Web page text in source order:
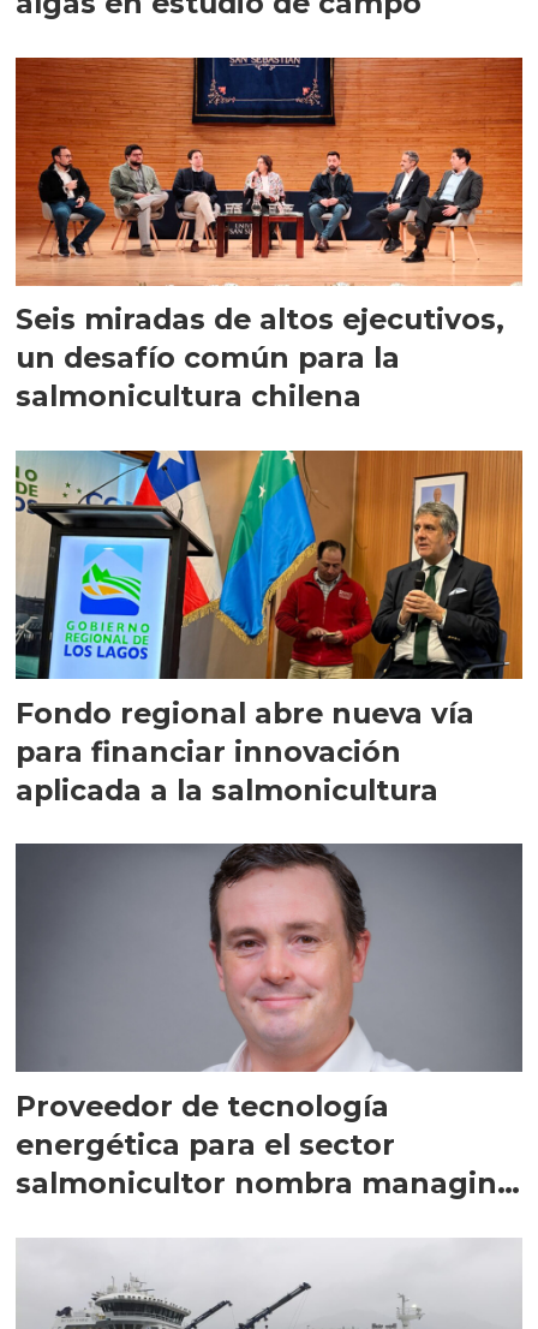
Seis miradas de altos ejecutivos,
un desafío común para la
salmonicultura chilena
Fondo regional abre nueva vía
para financiar innovación
aplicada a la salmonicultura
Proveedor de tecnología
energética para el sector
salmonicultor nombra managing